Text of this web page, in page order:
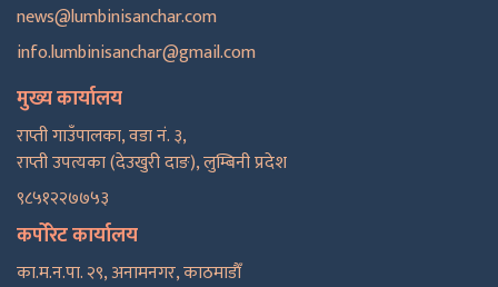
news@lumbinisanchar.com
info.lumbinisanchar@gmail.com
मुख्य कार्यालय
राप्ती गाउँपालका, वडा नं. ३,
राप्ती उपत्यका (देउखुरी दाङ), लुम्बिनी प्रदेश
९८५१२२७७५३
कर्पोरेट कार्यालय
का.म.न.पा. २९, अनामनगर, काठमाडाैँ